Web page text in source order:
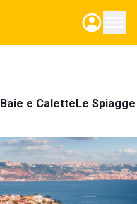
Baie e CaletteLe